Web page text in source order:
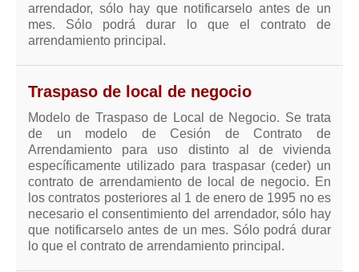
arrendador, sólo hay que notificarselo antes de un
mes. Sólo podrá durar lo que el contrato de
arrendamiento principal.
Traspaso de local de negocio
Modelo de Traspaso de Local de Negocio. Se trata
de un modelo de Cesión de Contrato de
Arrendamiento para uso distinto al de vivienda
específicamente utilizado para traspasar (ceder) un
contrato de arrendamiento de local de negocio. En
los contratos posteriores al 1 de enero de 1995 no es
necesario el consentimiento del arrendador, sólo hay
que notificarselo antes de un mes. Sólo podrá durar
lo que el contrato de arrendamiento principal.